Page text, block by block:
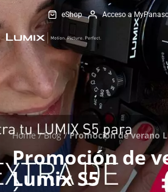
eShop Acceso a
Home/Blog/Promoción de verano
Promoción de
Lumix S5